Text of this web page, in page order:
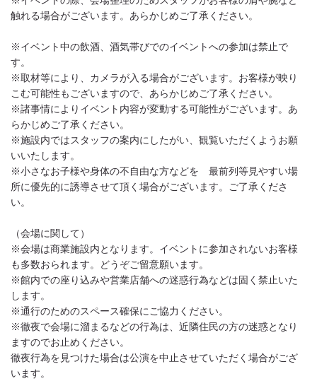
触れる場合がございます。あらかじめご了承ください。
※イベント中の飲酒、酒気帯びでのイベントへの参加は禁止で
す。
※取材等により、カメラが入る場合がございます。お客様が映り
こむ可能性もございますので、あらかじめご了承ください。
※諸事情によりイベント内容が変動する可能性がございます。あ
らかじめご了承ください。
※施設内ではスタッフの案内にしたがい、観覧いただくようお願
いいたします。
※小さなお子様や身体の不自由な方などを 最前列等見やすい場
所に優先的に誘導させて頂く場合がございます。ご了承くださ
い。
（会場に関して）
※会場は商業施設内となります。イベントに参加されないお客様
も多数おられます。どうぞご留意願います。
※館内での座り込みや営業店舗への迷惑行為などは固く禁止いた
します。
※通行のためのスペース確保にご協力ください。
※徹夜で会場に溜まるなどの行為は、近隣住民の方の迷惑となり
ますのでお止めください。
徹夜行為を見つけた場合は公演を中止させていただく場合がござ
います。